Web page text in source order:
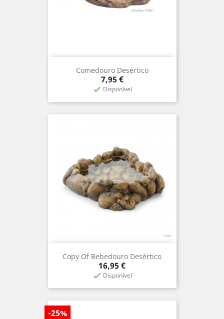
Comedouro Desértico
Prix
7,95 €
 Disponível
Copy Of Bebedouro Desértico
Prix
16,95 €
 Disponível
-25%